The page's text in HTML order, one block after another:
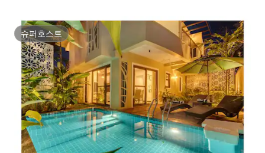
슈퍼호스트
슈퍼호스트